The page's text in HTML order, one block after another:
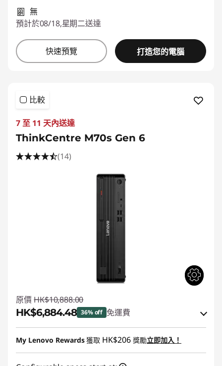
無
預計於08/18,星期二送達
快速預覽 打造您的電腦
比較
7 至 11 天內送達
ThinkCentre M70s Gen 6
(14)
原價 HK$10,888.00
HK$6,884.48 36% off 免運費
即省 :-HK$2,944.12
My Lenovo Rewards獲取 HK$206 獎勵立即加入！